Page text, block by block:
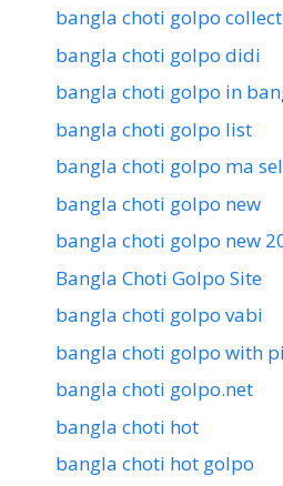
bangla choti golpo
bangla choti golpo didi
bangla choti golpo in
bangla choti golpo list
bangla choti golpo ma
bangla choti golpo new
bangla choti golpo new
Bangla Choti Golpo Site
bangla choti golpo vabi
bangla choti golpo with
bangla choti golpo.net
bangla choti hot
bangla choti hot golpo